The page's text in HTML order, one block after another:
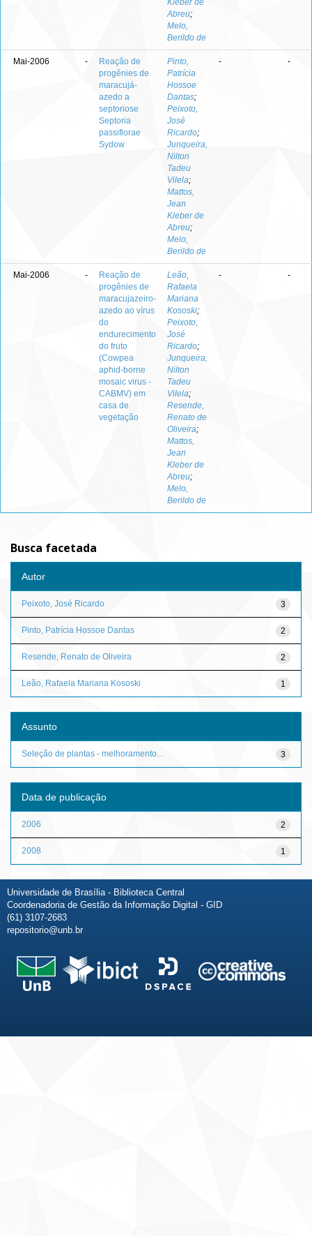
Kleber de
Abreu;
Melo,
Berildo de
Mai-2006 -
Reação de
progênies de
maracujá-
azedo a
septoriose
Septoria
passiflorae
Sydow
Pinto,
Patrícia
Hossoe
Dantas;
Peixoto,
José
Ricardo;
Junqueira,
Nilton
Tadeu
Vilela;
Mattos,
Jean
Kleber de
Abreu;
Melo,
Berildo de
- -
Mai-2006 -
Reação de
progênies de
maracujazeiro-
azedo ao vírus
do
endurecimento
do fruto
(Cowpea
aphid-borne
mosaic virus -
CABMV) em
casa de
vegetação
Leão,
Rafaela
Mariana
Kososki;
Peixoto,
José
Ricardo;
Junqueira,
Nilton
Tadeu
Vilela;
Resende,
Renato de
Oliveira;
Mattos,
Jean
Kleber de
Abreu;
Melo,
Berildo de
- -
Busca facetada
Autor
3
Peixoto, José Ricardo
2
Pinto, Patrícia Hossoe Dantas
2
Resende, Renato de Oliveira
1
Leão, Rafaela Mariana Kososki
Assunto
3
Seleção de plantas - melhoramento...
Data de publicação
2
2006
1
2008
Universidade de Brasília - Biblioteca Central
Coordenadoria de Gestão da Informação Digital - GID
(61) 3107-2683
repositorio@unb.br